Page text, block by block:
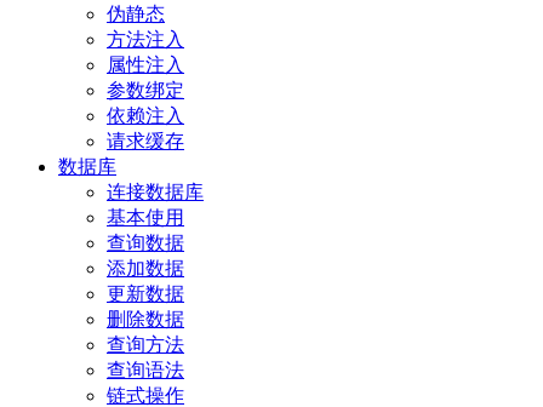
伪静态
方法注入
属性注入
参数绑定
依赖注入
请求缓存
数据库
连接数据库
基本使用
查询数据
添加数据
更新数据
删除数据
查询方法
查询语法
链式操作